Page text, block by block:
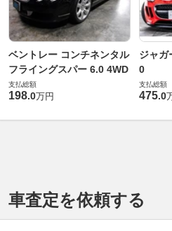
ベントレー コンチネンタル
フライングスパー 6.0 4WD
支払総額
198.0万円
ジャガ
0
支払総額
475.0
車査定を依頼する